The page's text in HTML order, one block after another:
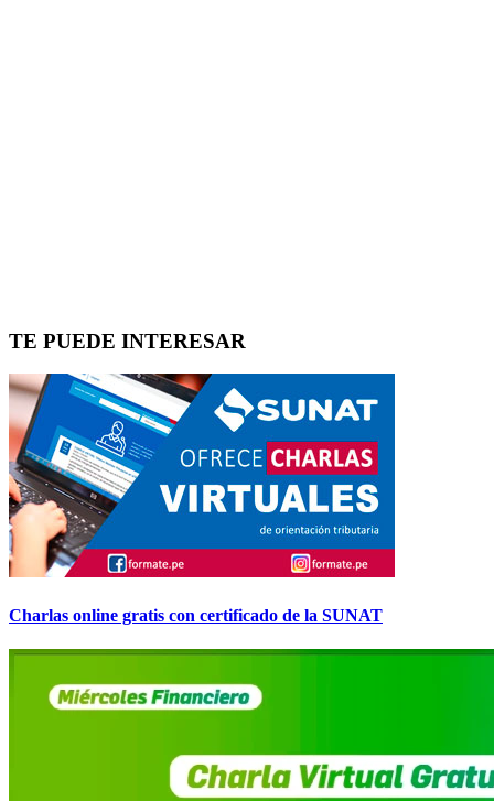
TE PUEDE INTERESAR
Charlas online gratis con certificado de la SUNAT